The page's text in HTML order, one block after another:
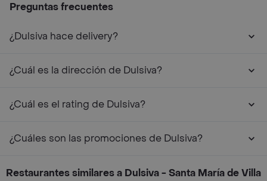
Preguntas frecuentes
¿Dulsiva hace delivery?
¿Cuál es la dirección de Dulsiva?
¿Cuál es el rating de Dulsiva?
¿Cuáles son las promociones de Dulsiva?
Restaurantes similares a Dulsiva - Santa María de Villa